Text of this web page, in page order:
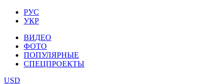
РУС
УКР
ВИДЕО
ФОТО
ПОПУЛЯРНЫЕ
СПЕЦПРОЕКТЫ
USD